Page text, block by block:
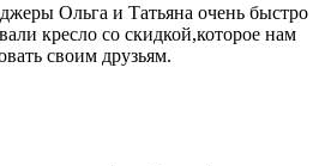
Ольга и Татьяна очень быстро
кресло со скидкой,которое нам
своим друзьям.